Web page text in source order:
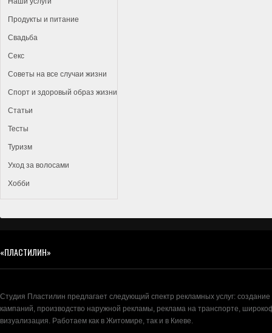
Продукты и питание
Свадьба
Секс
Советы на все случаи жизни
Спорт и здоровый образ жизни
Статьи
Тесты
Туризм
Уход за волосами
Хобби
«ПЛАСТИЛИН»
Студия Пластилин предлагает следующий спектр рекламных услуг:
кампаний, производство наружной рекламы, реклама на транспорте,
визуализация. Работаем как в Житомире, так и в Киеве.